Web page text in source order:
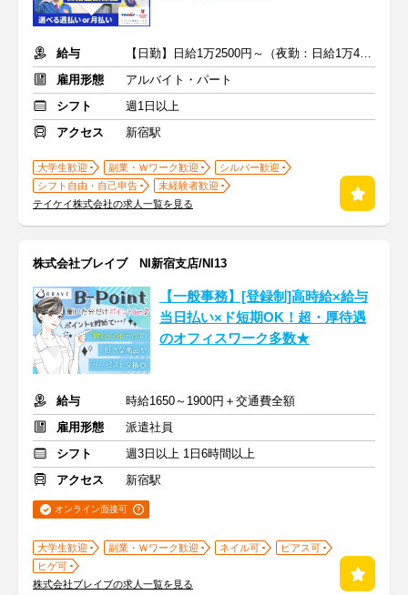
給与
【日勤】日給1万2500円～（夜勤：日給1万4000円～）
雇用形態
アルバイト・パート
シフト
週1日以上
アクセス
新宿駅
大学生歓迎 副業・Ｗワーク歓迎
シルバー歓迎
シフト自由・自己申告
未経験者歓迎
テイケイ株式会社の求人一覧を見る
株式会社ブレイブ NI新宿支店/NI13
【一般事務】[登録制]高時給×給与
当日払い×ド短期OK！超・厚待遇
のオフィスワーク多数★
給与
時給1650～1900円＋交通費全額
雇用形態
派遣社員
シフト
週3日以上 1日6時間以上
アクセス
新宿駅
オンライン面接可
大学生歓迎 副業・Ｗワーク歓迎 ネイル可
ピアス可
ヒゲ可
株式会社ブレイブの求人一覧を見る